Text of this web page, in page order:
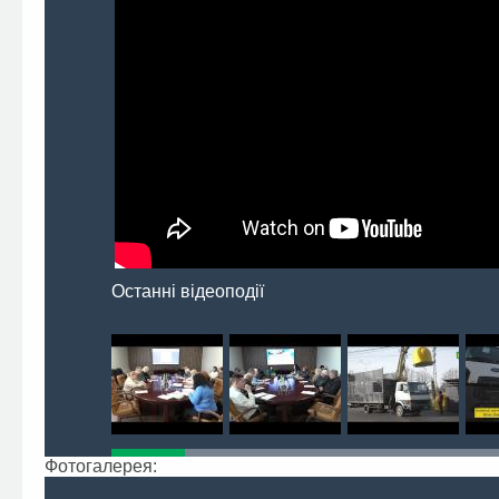
Останні відеоподії
Фотогалерея: